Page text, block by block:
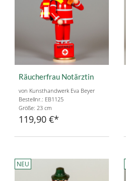
Räucherfrau Notärztin
von Kunsthandwerk Eva Beyer
Bestellnr.: EB1125
Größe: 23 cm
119,90 €
NEU